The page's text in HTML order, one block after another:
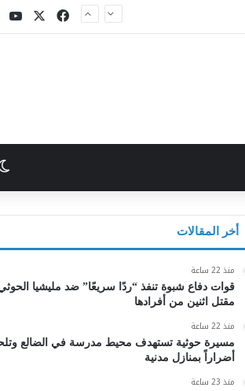
فيسبوك
أخر المقالات
منذ 22 ساعة
قوات دفاع شبوة تنفذ “ردًا سريعًا” ضد مليشيا
مقتل اثنين من أفرادها
منذ 22 ساعة
مسيرة حوثية تستهدف محيط مدرسة في الضالع
أضراراً بمنازل مدنية
منذ 23 ساعة